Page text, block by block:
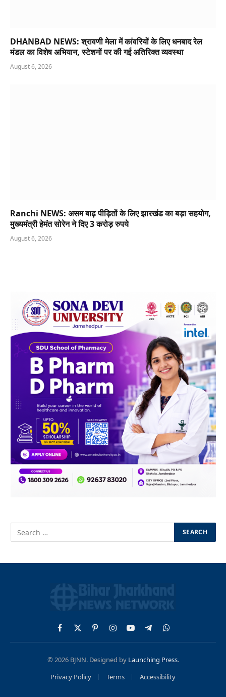
DHANBAD NEWS: श्रावणी मेला में कांवरियों के लिए धनबाद रेल
मंडल का विशेष अभियान, स्टेशनों पर की गई अतिरिक्त व्यवस्था
August 6, 2026
Ranchi NEWS: असम बाढ़ पीड़ितों के लिए झारखंड का बड़ा सहयोग,
मुख्यमंत्री हेमंत सोरेन ने दिए 3 करोड़ रुपये
August 6, 2026
Facebook
X
(Twitter)
PinterestInstagram
YouTubeTelegramWhatsApp
© 2026 BJNN. Designed by Launching Press.
Privacy Policy
Terms Accessibility